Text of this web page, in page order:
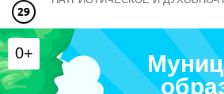
0+